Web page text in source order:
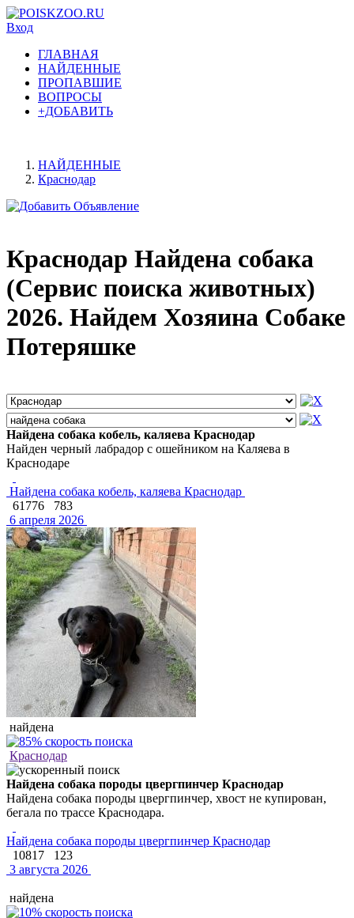
Вход
ГЛАВНАЯ
НАЙДЕННЫЕ
ПРОПАВШИЕ
ВОПРОСЫ
+ДОБАВИТЬ
НАЙДЕННЫЕ
Краснодар
Краснодар Найдена собака
(Сервис поиска животных)
2026. Найдем Хозяина Собаке
Потеряшке
Найдена собака кобель, каляева Краснодар
Найден черный лабрадор с ошейником на Каляева в
Краснодаре
Найдена собака кобель, каляева Краснодар
61776
783
6 апреля 2026
найдена
Краснодар
Найдена собака породы цвергпинчер Краснодар
Найдена собака породы цвергпинчер, хвост не купирован,
бегала по трассе Краснодара.
Найдена собака породы цвергпинчер Краснодар
10817
123
3 августа 2026
найдена